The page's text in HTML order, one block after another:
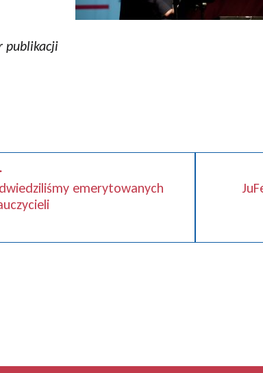
publikacji
emerytowanych